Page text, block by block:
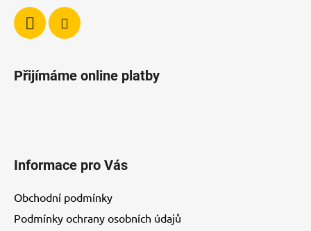
Přijímáme online platby
Informace pro Vás
Obchodní podmínky
Podmínky ochrany osobních údajů